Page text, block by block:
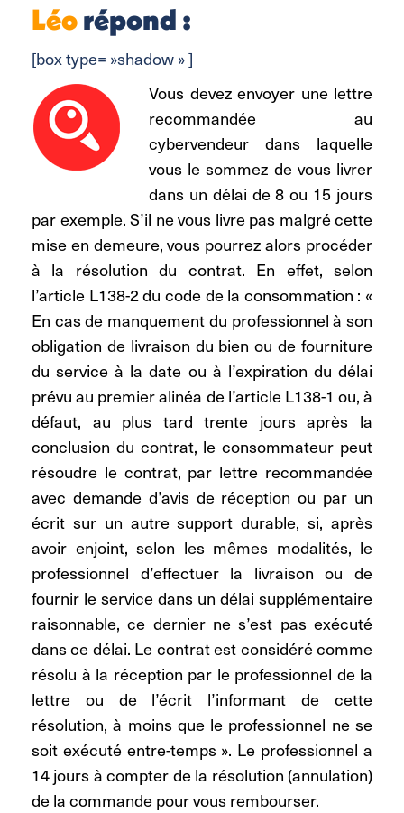
Léorépond :
[box type= »shadow » ]
Vous devez envoyer une lettre
recommandée au
cybervendeur dans laquelle
vous le sommez de vous livrer
dans un délai de 8 ou 15 jours
par exemple. S’il ne vous livre pas malgré cette
mise en demeure, vous pourrez alors procéder
à la résolution du contrat. En effet, selon
l’article L138-2 du code de la consommation : «
En cas de manquement du professionnel à son
obligation de livraison du bien ou de fourniture
du service à la date ou à l’expiration du délai
prévu au premier alinéa de l’article L138-1 ou, à
défaut, au plus tard trente jours après la
conclusion du contrat, le consommateur peut
résoudre le contrat, par lettre recommandée
avec demande d’avis de réception ou par un
écrit sur un autre support durable, si, après
avoir enjoint, selon les mêmes modalités, le
professionnel d’effectuer la livraison ou de
fournir le service dans un délai supplémentaire
raisonnable, ce dernier ne s’est pas exécuté
dans ce délai. Le contrat est considéré comme
résolu à la réception par le professionnel de la
lettre ou de l’écrit l’informant de cette
résolution, à moins que le professionnel ne se
soit exécuté entre-temps ». Le professionnel a
14 jours à compter de la résolution (annulation)
de la commande pour vous rembourser.